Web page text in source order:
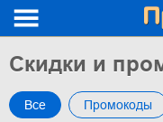
Скидки и
Все Промокоды